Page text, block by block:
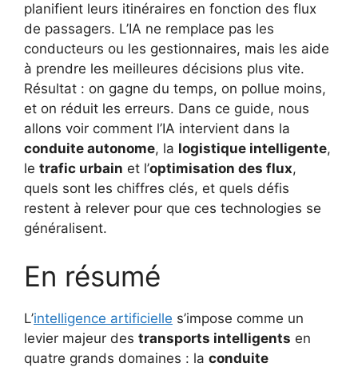
planifient leurs itinéraires en fonction des flux
de passagers. L’IA ne remplace pas les
conducteurs ou les gestionnaires, mais les aide
à prendre les meilleures décisions plus vite.
Résultat : on gagne du temps, on pollue moins,
et on réduit les erreurs. Dans ce guide, nous
allons voir comment l’IA intervient dans la
conduite autonome, la logistique intelligente,
le trafic urbain et l’optimisation des flux,
quels sont les chiffres clés, et quels défis
restent à relever pour que ces technologies se
généralisent.
En résumé
L’intelligence artificielle s’impose comme un
levier majeur des transports intelligents en
quatre grands domaines : la conduite